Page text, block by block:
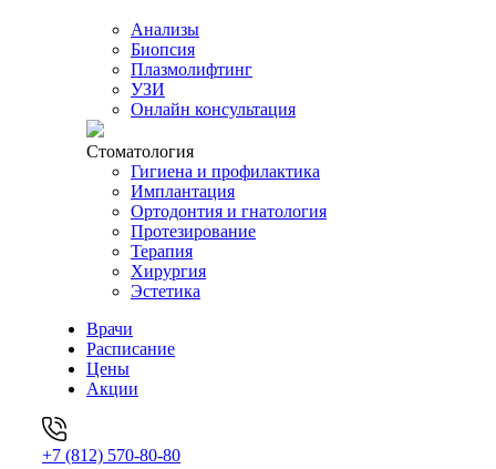
Анализы
Биопсия
Плазмолифтинг
УЗИ
Онлайн консультация
Стоматология
Гигиена и профилактика
Имплантация
Ортодонтия и гнатология
Протезирование
Терапия
Хирургия
Эстетика
Врачи
Расписание
Цены
Акции
+7 (812) 570-80-80